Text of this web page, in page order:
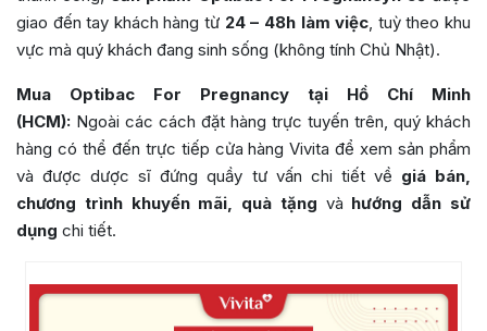
giao đến tay khách hàng từ 24 – 48h làm việc, tuỳ theo khu
vực mà quý khách đang sinh sống (không tính Chủ Nhật).
Mua Optibac For Pregnancy tại Hồ Chí Minh
(HCM): Ngoài các cách đặt hàng trực tuyến trên, quý khách
hàng có thể đến trực tiếp cửa hàng Vivita để xem sản phẩm
và được dược sĩ đứng quầy tư vấn chi tiết về giá bán,
chương trình khuyến mãi, quà tặng và hướng dẫn sử
dụng chi tiết.